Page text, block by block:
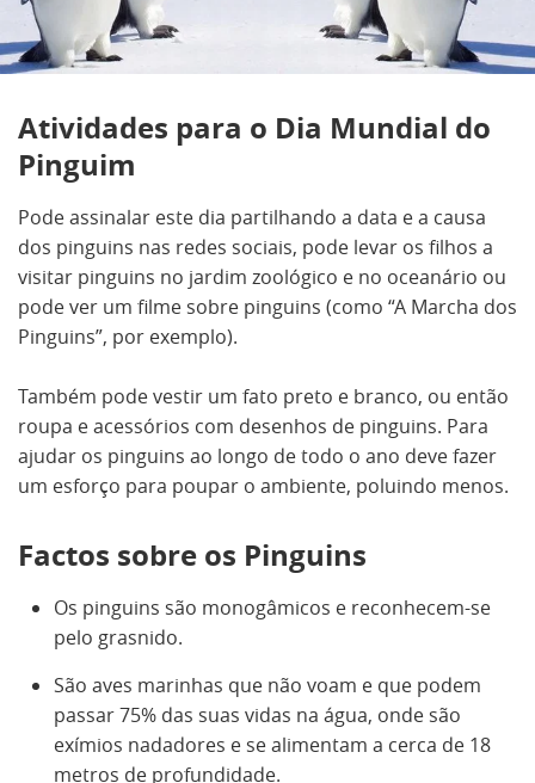
Atividades para o Dia Mundial do
Pinguim
Pode assinalar este dia partilhando a data e a causa
dos pinguins nas redes sociais, pode levar os filhos a
visitar pinguins no jardim zoológico e no oceanário ou
pode ver um filme sobre pinguins (como “A Marcha dos
Pinguins”, por exemplo).
Também pode vestir um fato preto e branco, ou então
roupa e acessórios com desenhos de pinguins. Para
ajudar os pinguins ao longo de todo o ano deve fazer
um esforço para poupar o ambiente, poluindo menos.
Factos sobre os Pinguins
Os pinguins são monogâmicos e reconhecem-se
pelo grasnido.
São aves marinhas que não voam e que podem
passar 75% das suas vidas na água, onde são
exímios nadadores e se alimentam a cerca de 18
metros de profundidade.